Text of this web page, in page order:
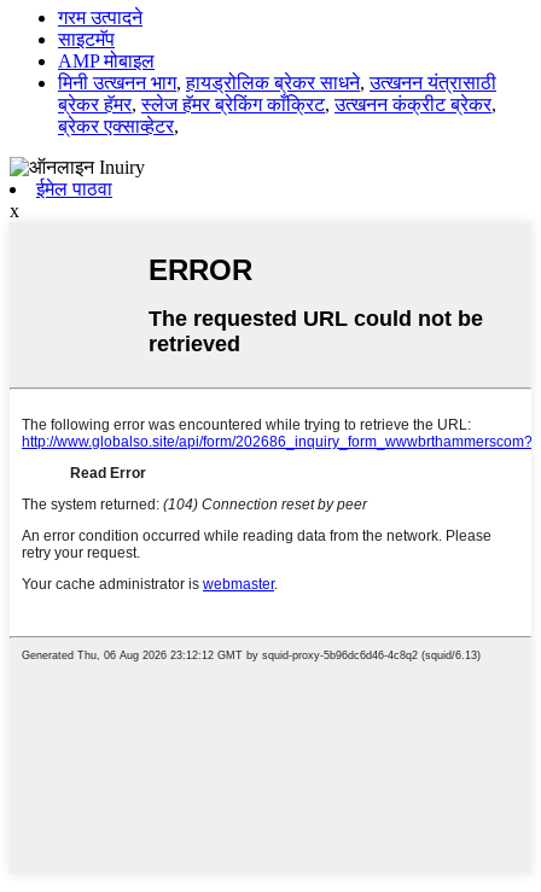
गरम उत्पादने
साइटमॅप
AMP मोबाइल
मिनी उत्खनन भाग,हायड्रोलिक ब्रेकर साधने,उत्खनन यंत्रासाठी
ब्रेकर हॅमर,स्लेज हॅमर ब्रेकिंग काँक्रिट,उत्खनन कंक्रीट ब्रेकर,
ब्रेकर एक्साव्हेटर,
ईमेल पाठवा
x